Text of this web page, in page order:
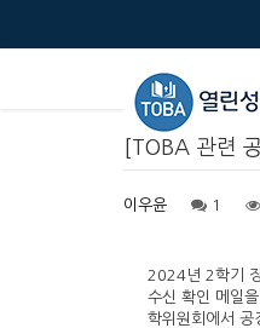
[TOBA 관련
이우윤 1
2024년 2학기
수신 확인 메일
학위원회에서 공